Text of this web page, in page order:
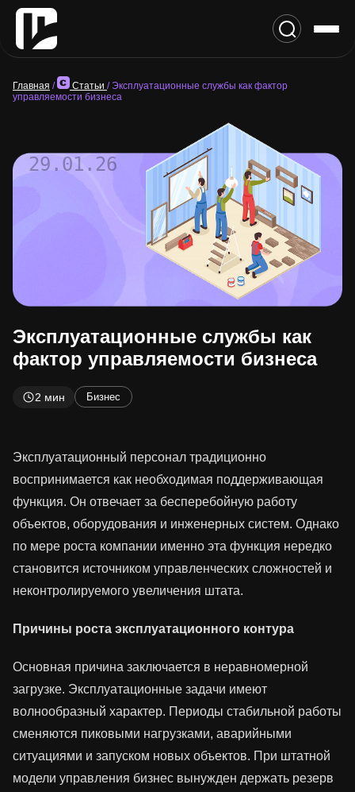
Главная / Статьи /Эксплуатационные службы как фактор
управляемости бизнеса
29.01.26
Эксплуатационные службы как
фактор управляемости бизнеса
2 мин Бизнес
Эксплуатационный персонал традиционно
воспринимается как необходимая поддерживающая
функция. Он отвечает за бесперебойную работу
объектов, оборудования и инженерных систем. Однако
по мере роста компании именно эта функция нередко
становится источником управленческих сложностей и
неконтролируемого увеличения штата.
Причины роста эксплуатационного контура
Основная причина заключается в неравномерной
загрузке. Эксплуатационные задачи имеют
волнообразный характер. Периоды стабильной работы
сменяются пиковыми нагрузками, аварийными
ситуациями и запуском новых объектов. При штатной
модели управления бизнес вынужден держать резерв